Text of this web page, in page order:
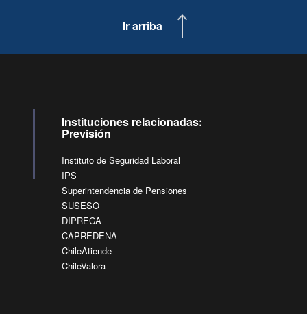
Ir arriba
Instituciones relacionadas:
Previsión
Instituto de Seguridad Laboral
IPS
Superintendencia de Pensiones
SUSESO
DIPRECA
CAPREDENA
ChileAtiende
ChileValora